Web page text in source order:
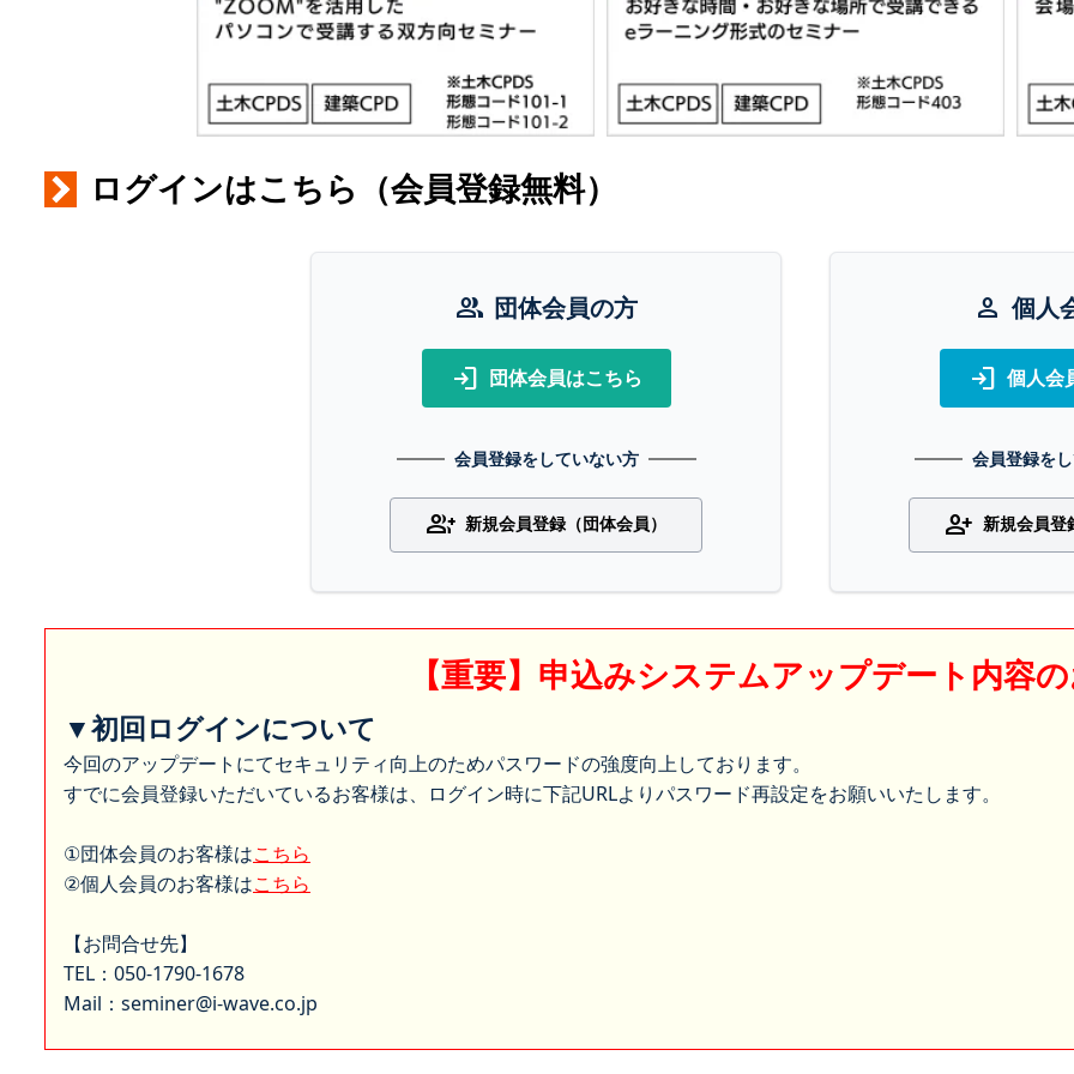
ログインはこちら（会員登録無料）
group 団体会員の方
login 団体会員はこちら
会員登録をしていない方
group_add 新規会員登録（団体会員）
person 個人
login 個人会
会員登録を
person_add 新規会員登
【重要】申込みシステムアップデート内容
▼初回ログインについて
今回のアップデートにてセキュリティ向上のためパスワードの強度向上しております。
すでに会員登録いただいているお客様は、ログイン時に下記URLよりパスワード再設定をお願いいたします。
①団体会員のお客様はこちら
②個人会員のお客様はこちら
【お問合せ先】
TEL：050-1790-1678
Mail：seminer@i-wave.co.jp